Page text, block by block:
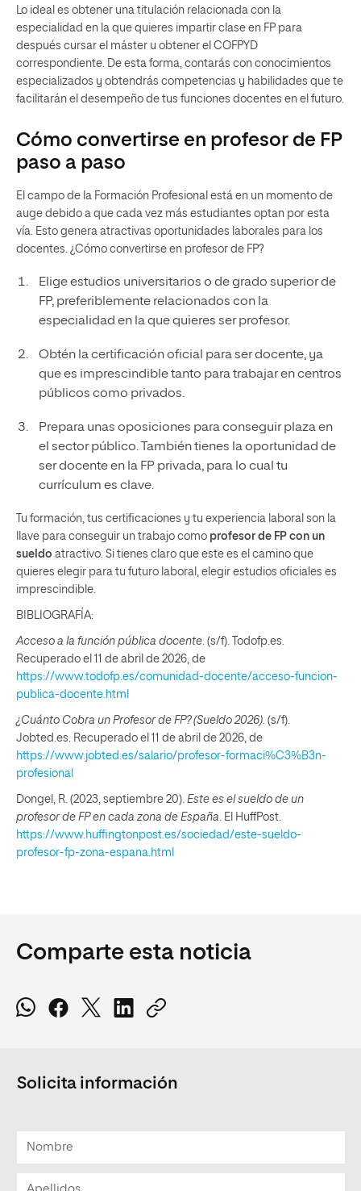
Lo ideal es obtener una titulación relacionada con la
especialidad en la que quieres impartir clase en FP para
después cursar el máster u obtener el COFPYD
correspondiente. De esta forma, contarás con conocimientos
especializados y obtendrás competencias y habilidades que te
facilitarán el desempeño de tus funciones docentes en el futuro.
Cómo convertirse en profesor de FP
paso a paso
El campo de la Formación Profesional está en un momento de
auge debido a que cada vez más estudiantes optan por esta
vía. Esto genera atractivas oportunidades laborales para los
docentes. ¿Cómo convertirse en profesor de FP?
Elige estudios universitarios o de grado superior de
FP, preferiblemente relacionados con la
especialidad en la que quieres ser profesor.
Obtén la certificación oficial para ser docente, ya
que es imprescindible tanto para trabajar en centros
públicos como privados.
Prepara unas oposiciones para conseguir plaza en
el sector público. También tienes la oportunidad de
ser docente en la FP privada, para lo cual tu
currículum es clave.
Tu formación, tus certificaciones y tu experiencia laboral son la
llave para conseguir un trabajo como profesor de FP con un
sueldo atractivo. Si tienes claro que este es el camino que
quieres elegir para tu futuro laboral, elegir estudios oficiales es
imprescindible.
BIBLIOGRAFÍA:
Acceso a la función pública docente. (s/f). Todofp.es.
Recuperado el 11 de abril de 2026, de
https://www.todofp.es/comunidad-docente/acceso-funcion-
publica-docente.html
¿Cuánto Cobra un Profesor de FP? (Sueldo 2026). (s/f).
Jobted.es. Recuperado el 11 de abril de 2026, de
https://www.jobted.es/salario/profesor-formaci%C3%B3n-
profesional
Dongel, R. (2023, septiembre 20). Este es el sueldo de un
profesor de FP en cada zona de España. El HuffPost.
https://www.huffingtonpost.es/sociedad/este-sueldo-
profesor-fp-zona-espana.html
Comparte esta noticia
Solicita información